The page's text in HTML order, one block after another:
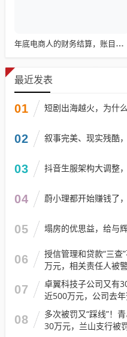
年底电商人的财务结算，账目清算与回顾
最近发表
01 短剧出海越火，为什
02 叙事完美、现实残酷
03 抖音生服架构大调整
04 蔚小理都开始赚钱了
05 塌房的优思益，给与
06
授信管理和贷款“三查
万元，相关责任人被
07
卓翼科技子公司又有
近500万元，公司去
08
多次被罚又“踩线”！
30万元，兰山支行被